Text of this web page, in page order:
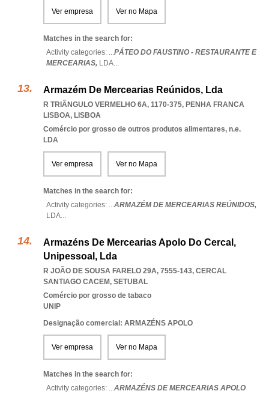
Ver empresa Ver no Mapa
Matches in the search for:
Activity categories: ...PÁTEO DO FAUSTINO - RESTAURANTE E
MERCEARIAS, LDA...
Armazém De Mercearias Reúnidos, Lda
R TRIÂNGULO VERMELHO 6A, 1170-375, PENHA FRANCA
LISBOA, LISBOA
Comércio por grosso de outros produtos alimentares, n.e.
LDA
Ver empresa Ver no Mapa
Matches in the search for:
Activity categories: ...ARMAZÉM DE MERCEARIAS REÚNIDOS,
LDA...
Armazéns De Mercearias Apolo Do Cercal,
Unipessoal, Lda
R JOÃO DE SOUSA FARELO 29A, 7555-143, CERCAL
SANTIAGO CACEM, SETUBAL
Comércio por grosso de tabaco
UNIP
Designação comercial: ARMAZÉNS APOLO
Ver empresa Ver no Mapa
Matches in the search for:
Activity categories: ...ARMAZÉNS DE MERCEARIAS APOLO